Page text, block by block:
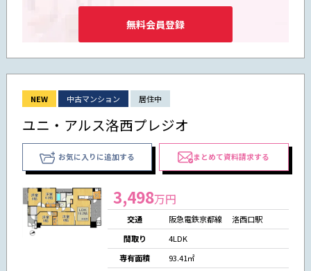
無料会員登録
NEW 中古マンション 居住中
ユニ・アルス洛西プレジオ
お気に入りに追加する まとめて資料請求する
3,498万円
交通
阪急電鉄京都線 洛西口駅
間取り
4LDK
専有面積
93.41㎡